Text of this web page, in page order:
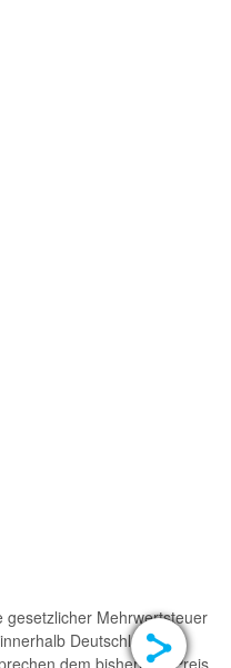
gesetzlicher Mehrwertsteuer
innerhalb Deutschlands.
dem bisherigen Preis